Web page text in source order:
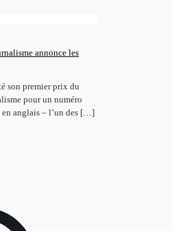
annonce les
son premier prix du
pour un numéro
anglais – l’un des […]